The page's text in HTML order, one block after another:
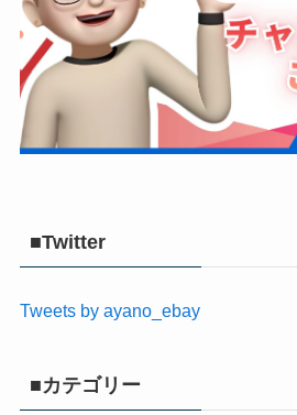
■Twitter
Tweets by ayano_ebay
■カテゴリー